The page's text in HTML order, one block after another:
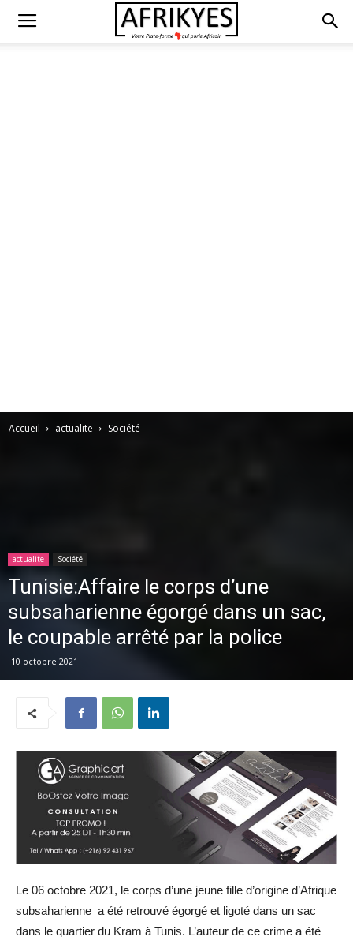
Accueil actualite Société
actualite Société
Tunisie:Affaire le corps d’une
subsaharienne égorgé dans un sac,
le coupable arrêté par la police
10 octobre 2021
Le 06 octobre 2021, le corps d’une jeune fille d’origine d’Afrique
subsaharienne a été retrouvé égorgé et ligoté dans un sac
dans le quartier du Kram à Tunis. L’auteur de ce crime a été